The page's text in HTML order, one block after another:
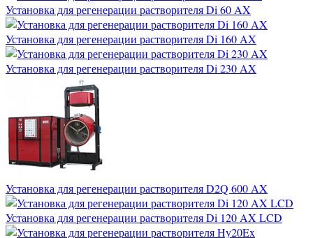
Установка для регенерации растворителя Di 60 AX
Установка для регенерации растворителя Di 160 AX
Установка для регенерации растворителя Di 230 AX
Установка для регенерации растворителя D2Q 600 AX
Установка для регенерации растворителя Di 120 AX LCD